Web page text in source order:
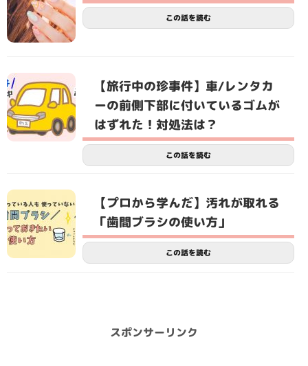
この話を読む
【旅行中の珍事件】車/レンタカ
ーの前側下部に付いているゴムが
はずれた！対処法は？
この話を読む
【プロから学んだ】汚れが取れる
「歯間ブラシの使い方」
この話を読む
スポンサーリンク